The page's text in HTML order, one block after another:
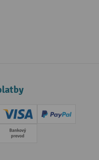
(Master)
Creditcard (Visa)
PayPal
Predplatba